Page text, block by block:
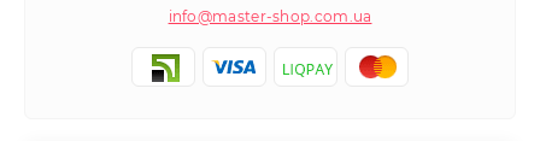
info@master-shop.com.ua